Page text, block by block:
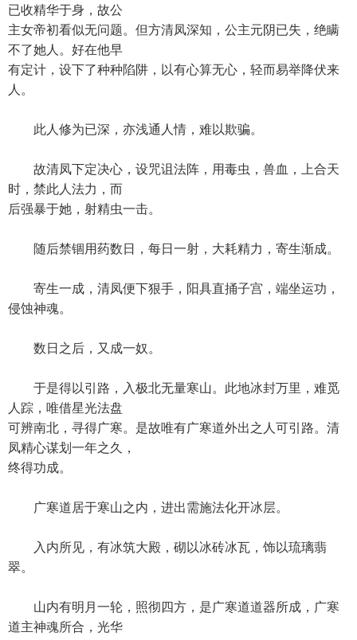
已收精华于身，故公
主女帝初看似无问题。但方清凤深知，公主元阴已失，绝瞒
不了她人。好在他早
有定计，设下了种种陷阱，以有心算无心，轻而易举降伏来
人。
此人修为已深，亦浅通人情，难以欺骗。
故清凤下定决心，设咒诅法阵，用毒虫，兽血，上合天
时，禁此人法力，而
后强暴于她，射精虫一击。
随后禁锢用药数日，每日一射，大耗精力，寄生渐成。
寄生一成，清凤便下狠手，阳具直捅子宫，端坐运功，
侵蚀神魂。
数日之后，又成一奴。
于是得以引路，入极北无量寒山。此地冰封万里，难觅
人踪，唯借星光法盘
可辨南北，寻得广寒。是故唯有广寒道外出之人可引路。清
凤精心谋划一年之久，
终得功成。
广寒道居于寒山之内，进出需施法化开冰层。
入内所见，有冰筑大殿，砌以冰砖冰瓦，饰以琉璃翡
翠。
山内有明月一轮，照彻四方，是广寒道道器所成，广寒
道主神魂所合，光华